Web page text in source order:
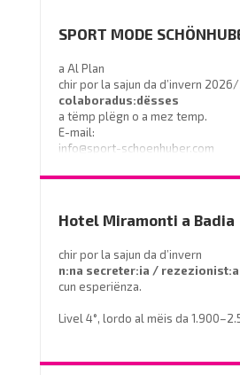
SPORT MODE
a Al Plan
chir por la sajun da d’invern
colaboradus:dësses
a tëmp plëgn o a mez temp.
E-mail:
info@sport-schoenhuber.com
- Tel. 0474 555141
Hotel Miramonti a Badia
chir por la sajun da d’invern
n:na secreter:ia / rezezionist:a
cun esperiënza.
Livel 4°, lordo al mëis da
info@miramontihotel.it